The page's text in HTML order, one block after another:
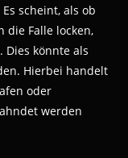
scheint, als ob
die Falle locken,
könnte als
Hierbei handelt
oder
werden